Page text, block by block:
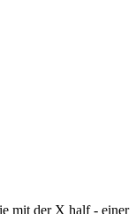
mit der X half - einer